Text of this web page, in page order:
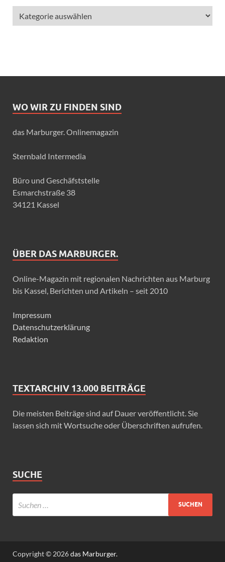
WO WIR ZU FINDEN SIND
das Marburger. Onlinemagazin
Sternbald Intermedia
Büro und Geschäfststelle
Esmarchstraße 38
34121 Kassel
ÜBER DAS MARBURGER.
Online-Magazin mit regionalen Nachrichten aus Marburg
bis Kassel, Berichten und Artikeln – seit 2010
Impressum
Datenschutzerklärung
Redaktion
TEXTARCHIV 13.000 BEITRÄGE
Die meisten Beiträge sind auf Dauer veröffentlicht. Sie
lassen sich mit Wortsuche oder Überschriften aufrufen.
SUCHE
Copyright © 2026das Marburger.